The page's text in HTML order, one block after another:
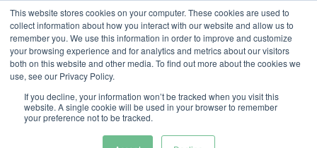
This website stores cookies on your computer. These cookies are used to
collect information about how you interact with our website and allow us to
remember you. We use this information in order to improve and customize
your browsing experience and for analytics and metrics about our visitors
both on this website and other media. To find out more about the cookies we
use, see our Privacy Policy.
If you decline, your information won’t be tracked when you visit this
website. A single cookie will be used in your browser to remember
your preference not to be tracked.
Skip
content
Adelphi